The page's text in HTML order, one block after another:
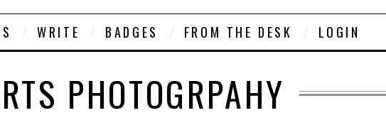
WRITE BADGES FROM THE DESK LOGIN
PHOTOGRPAHY